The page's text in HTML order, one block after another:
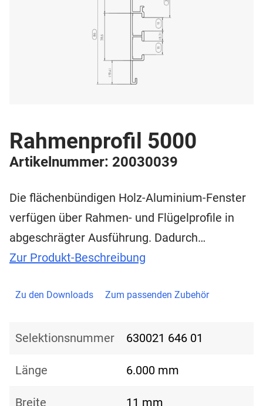
Rahmenprofil 5000
Artikelnummer: 20030039
Die flächenbündigen Holz-Aluminium-Fenster
verfügen über Rahmen- und Flügelprofile in
abgeschrägter Ausführung. Dadurch…
Zur Produkt-Beschreibung
Zu den Downloads Zum passenden Zubehör
Selektionsnummer 630021 646 01
Länge 6.000 mm
Breite 11 mm